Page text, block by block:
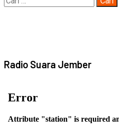
Radio Suara Jember